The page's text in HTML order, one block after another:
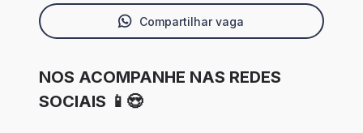
Compartilhar vaga
NOS ACOMPANHE NAS REDES
SOCIAIS 📱😍